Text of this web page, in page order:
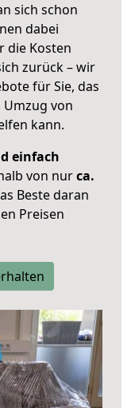
sich schon
dabei
die Kosten
zurück – wir
für Sie, das
von
kann.
einfach
von nurca.
Beste daran
Preisen